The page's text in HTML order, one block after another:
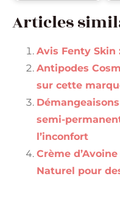
Articles
Avis Fenty Skin
Antipodes
sur cette
semi-
l’inconfort
Crème
Naturel pour